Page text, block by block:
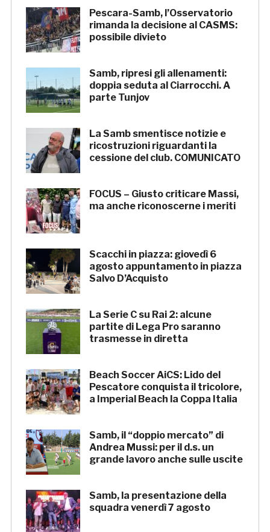
Pescara-Samb, l’Osservatorio
rimanda la decisione al CASMS:
possibile divieto
Samb, ripresi gli allenamenti:
doppia seduta al Ciarrocchi. A
parte Tunjov
La Samb smentisce notizie e
ricostruzioni riguardanti la
cessione del club. COMUNICATO
FOCUS – Giusto criticare Massi,
ma anche riconoscerne i meriti
Scacchi in piazza: giovedì 6
agosto appuntamento in piazza
Salvo D’Acquisto
La Serie C su Rai 2: alcune
partite di Lega Pro saranno
trasmesse in diretta
Beach Soccer AiCS: Lido del
Pescatore conquista il tricolore,
a Imperial Beach la Coppa Italia
Samb, il “doppio mercato” di
Andrea Mussi: per il d.s. un
grande lavoro anche sulle uscite
Samb, la presentazione della
squadra venerdì 7 agosto